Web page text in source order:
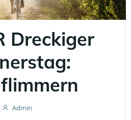
Dreckiger
Admin